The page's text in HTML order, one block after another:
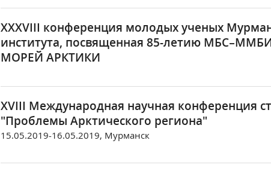
XXXVIII конференция молодых ученых
института, посвященная 85-летию
МОРЕЙ АРКТИКИ
XVIII Международная научная конференция
"Проблемы Арктического региона"
15.05.2019-16.05.2019, Мурманск